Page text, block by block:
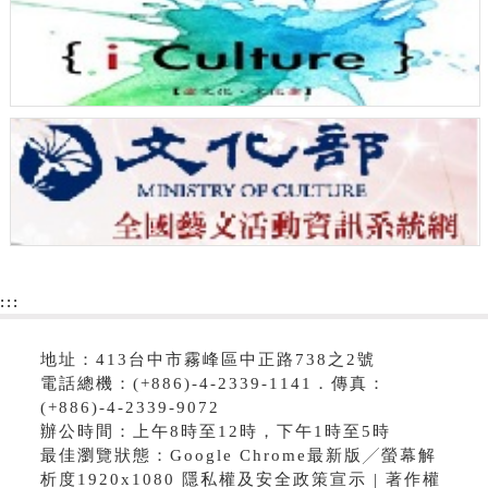
:::
地址：413台中市霧峰區中正路738之2號
電話總機：(+886)-4-2339-1141．傳真：
(+886)-4-2339-9072
辦公時間：上午8時至12時，下午1時至5時
最佳瀏覽狀態：Google Chrome最新版╱螢幕解
析度1920x1080 隱私權及安全政策宣示 | 著作權